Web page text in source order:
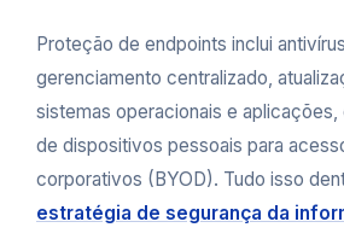
Proteção de endpoints inclui
gerenciamento centralizado,
sistemas operacionais e aplicações,
de dispositivos pessoais para
corporativos (BYOD). Tudo isso
estratégia de segurança da